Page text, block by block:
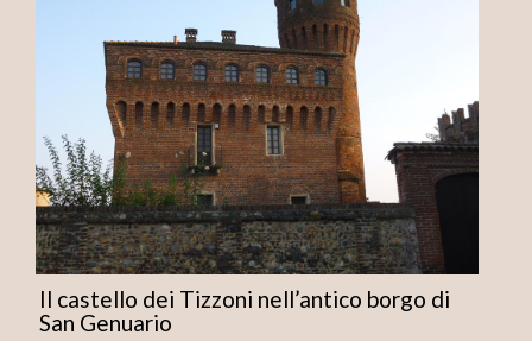
Il castello dei Tizzoni nell’antico borgo di
San Genuario